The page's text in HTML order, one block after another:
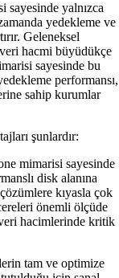
sayesinde yalnızca
yedekleme ve
Geleneksel
hacmi büyüdükçe
sayesinde bu
performansı,
sahip kurumlar
şunlardır:
mimarisi sayesinde
disk alanına
kıyasla çok
önemli ölçüde
hacimlerinde kritik
tam ve optimize